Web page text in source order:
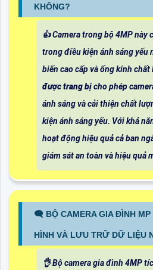
KHÔNG?
👍 Camera trong bộ 4MP này
trong điều kiện ánh sáng yếu
biến cao cấp và ống kính
được trang bịcho phép
ánh sáng và cải thiện chất
kiện ánh sáng yếu. Với khả
hoạt động hiệu quả cả ban
giám sát an toàn và hiệu quả
🗨️ BỘ CAMERA GIA ĐÌNH MP
HÌNH VÀ LƯU TRỮ DỮ LIỆU
👌 Bộ camera gia đình 4MP